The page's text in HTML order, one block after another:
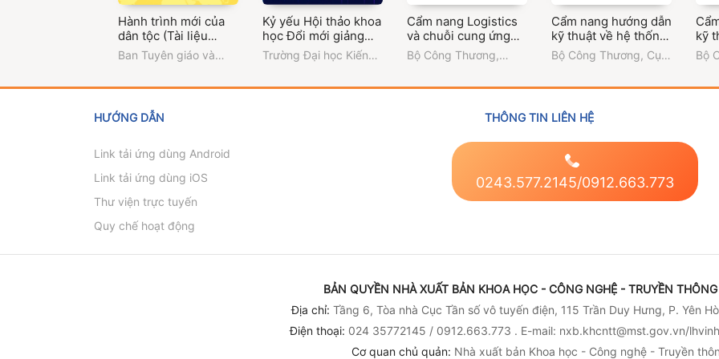
Hành trình mới của
dân tộc (Tài liệu
thông tin đối ngoại
về Đại hội đại biểu
của Đảng - Quyển 3)
Ban Tuyên giáo và
Kỷ yếu Hội thảo khoa
học Đổi mới giảng
dạy các môn Lý luận
chính trị trong bối
và hội nhập quốc tế
Trường Đại học Kiến
Cẩm nang Logistics
và chuỗi cung ứng
hàng hóa Việt Nam -
Mexico
Bộ Công Thương,
tại Mexico
Cẩm nang hướng dẫn
kỹ thuật về hệ thống
làm lạnh và làm mát
công nghiệp nhằm
hiệu quả năng lượng
trong các ngành
công nghiệp
Bộ Công Thương, Cục
Chuyển đổi xanh và
kỹ
và
Bộ
HƯỚNG DẪN
Link tải ứng dùng Android
Link tải ứng dùng iOS
Thư viện trực tuyến
Quy chế hoạt động
THÔNG TIN LIÊN HỆ
0243.577.2145/0912.663.773
BẢN QUYỀN NHÀ XUẤT BẢN KHOA HỌC - CÔNG NGHỆ - TRUYỀN
Địa chỉ: Tầng 6, Tòa nhà Cục Tần số vô tuyến điện, 115 Trần Duy Hưng, P. Yên
Điện thoại: 024 35772145 / 0912.663.773 . E-mail: nxb.khcntt@mst.gov.vn/
Cơ quan chủ quản: Nhà xuất bản Khoa học - Công nghệ - Truyền